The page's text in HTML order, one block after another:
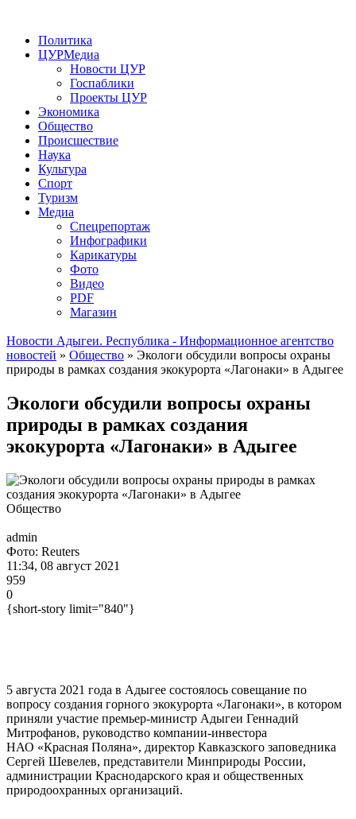
Политика
ЦУРМедиа
Новости ЦУР
Госпаблики
Проекты ЦУР
Экономика
Общество
Происшествие
Наука
Культура
Спорт
Туризм
Медиа
Спецрепортаж
Инфографики
Карикатуры
Фото
Видео
PDF
Магазин
Новости Адыгеи. Республика - Информационное агентство
новостей » Общество » Экологи обсудили вопросы охраны
природы в рамках создания экокурорта «Лагонаки» в Адыгее
Экологи обсудили вопросы охраны
природы в рамках создания
экокурорта «Лагонаки» в Адыгее
Общество
admin
Фото: Reuters
11:34, 08 август 2021
959
0
{short-story limit="840"}
5 августа 2021 года в Адыгее состоялось совещание по
вопросу создания горного экокурорта «Лагонаки», в котором
приняли участие премьер-министр Адыгеи Геннадий
Митрофанов, руководство компании-инвестора
НАО «Красная Поляна», директор Кавказского заповедника
Сергей Шевелев, представители Минприроды России,
администрации Краснодарского края и общественных
природоохранных организаций.